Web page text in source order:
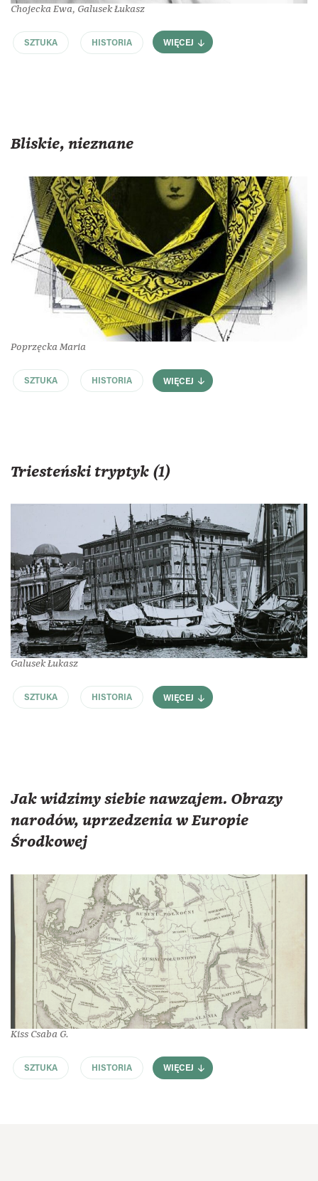
Chojecka Ewa, Galusek Łukasz
SZTUKA HISTORIA WIĘCEJ
Bliskie, nieznane
Poprzęcka Maria
SZTUKA HISTORIA WIĘCEJ
Triesteński tryptyk (1)
Galusek Łukasz
SZTUKA HISTORIA WIĘCEJ
Jak widzimy siebie nawzajem. Obrazy
narodów, uprzedzenia w Europie
Środkowej
Kiss Csaba G.
SZTUKA HISTORIA WIĘCEJ